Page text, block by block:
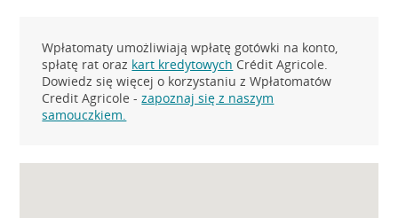
Wpłatomaty umożliwiają wpłatę gotówki na konto,
spłatę rat oraz kart kredytowych Crédit Agricole.
Dowiedz się więcej o korzystaniu z Wpłatomatów
Credit Agricole -zapoznaj się z naszym
samouczkiem.